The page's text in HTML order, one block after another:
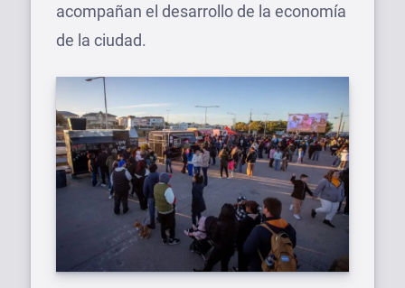
acompañan el desarrollo de la economía
de la ciudad.